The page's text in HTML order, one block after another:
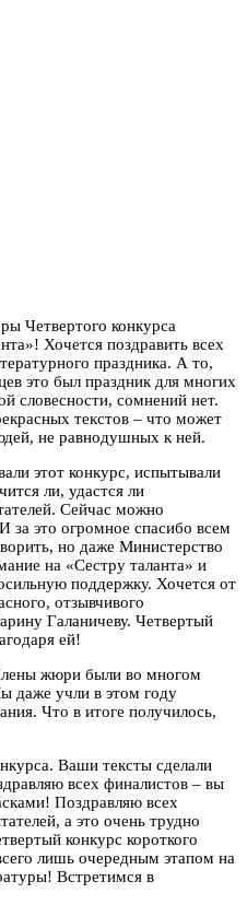
Четвертого конкурса
Хочется поздравить всех
праздника. А то,
это был праздник для многих
словесности, сомнений нет.
текстов – что может
не равнодушных к ней.
этот конкурс, испытывали
ли, удастся ли
Сейчас можно
за это огромное спасибо всем
но даже Министерство
на «Сестру таланта» и
поддержку. Хочется от
отзывчивого
Галаничеву. Четвертый
ей!
жюри были во многом
даже учли в этом году
Что в итоге получилось,
Ваши тексты сделали
всех финалистов – вы
Поздравляю всех
а это очень трудно
конкурс короткого
лишь очередным этапом на
Встретимся в